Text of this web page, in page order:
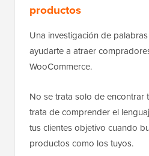
productos
Una investigación de
ayudarte a atraer
WooCommerce.
No se trata solo de encontrar
trata de comprender el
tus clientes objetivo cuando
productos como los tuyos.